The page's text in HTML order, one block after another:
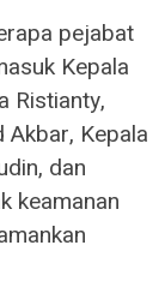
pejabat
Kepala
Ristianty,
Kepala
dan
keamanan